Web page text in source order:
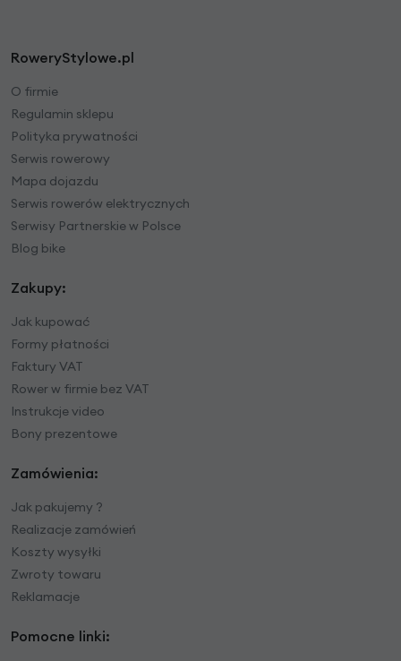
RoweryStylowe.pl
O firmie
Regulamin sklepu
Polityka prywatności
Serwis rowerowy
Mapa dojazdu
Serwis rowerów elektrycznych
Serwisy Partnerskie w Polsce
Blog bike
Zakupy:
Jak kupować
Formy płatności
Faktury VAT
Rower w firmie bez VAT
Instrukcje video
Bony prezentowe
Zamówienia:
Jak pakujemy ?
Realizacje zamówień
Koszty wysyłki
Zwroty towaru
Reklamacje
Pomocne linki: